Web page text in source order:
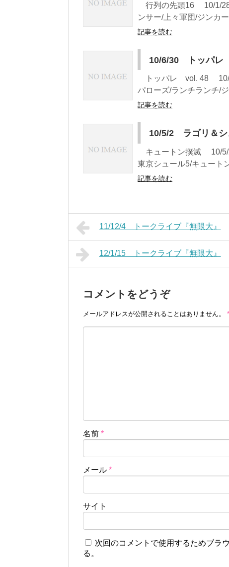
行列の先頭16 10/1/
ンサー/上々軍団/ジンカ
記事を読む
10/6/30 トッパ
トッパレ vol. 48 10/
パローズ/ランチランチ/
記事を読む
10/5/2 ラゴリ＆シ
キュートン撲滅 10/
東京シュール5/キュート
記事を読む
11/12/4 トークライブ『無限大』
12/1/15 トークライブ『無限大』
コメントをどうぞ
メールアドレスが公開されることはありません。 *
名前 *
メール *
サイト
次回のコメントで使用するためブラ
る。